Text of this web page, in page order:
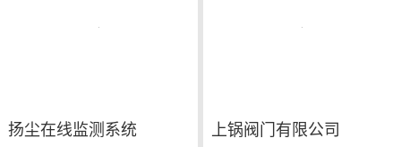
扬尘在线监测系统 上锅阀门有限公司